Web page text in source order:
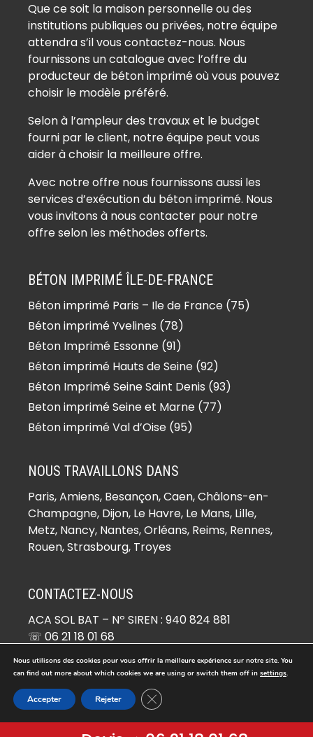
Béton imprimé Arnouville-lès-
Mantes (78790)
Béton imprimé Aubergenville
(78410)
Béton imprimé Auffargis (78610)
Béton imprimé Auffreville-Brasseuil
(78930)
Béton imprimé Aulnay-sur-Mauldre
Béton imprimé Auteuil (78770)
Béton imprimé Autouillet (78770)
Béton imprimé Bailly (78870)
Béton imprimé Bazemont (78580)
Béton imprimé Bazoches-sur-
Guyonne (78490)
Béton imprimé Béhoust (78910)
Béton imprimé Bennecourt (78270)
Béton imprimé Beynes (78650)
Béton imprimé Blaru (78270)
Béton imprimé Boinville-en-Mantois
(78930)
(78660)
Béton imprimé Bois-d’Arcy (78390)
Béton imprimé Boissets (78910)
Béton imprimé Boissy-Mauvoisin
(78490)
Béton imprimé Bonnelles (78830)
Béton imprimé Bonnières-sur-Seine
(78270)
Béton imprimé Bouafle (78410)
Béton imprimé Bougival (78380)
Béton imprimé Bourdonné (78113)
Que ce soit la maison personnelle ou des
institutions publiques ou privées, notre équipe
attendra s’il vous contactez-nous. Nous
fournissons un catalogue avec l’offre du
producteur de béton imprimé où vous pouvez
choisir le modèle préféré.
Selon à l’ampleur des travaux et le budget
fourni par le client, notre équipe peut vous
aider à choisir la meilleure offre.
Avec notre offre nous fournissons aussi les
services d’exécution du béton imprimé. Nous
vous invitons à nous contacter pour notre
offre selon les méthodes offerts.
BÉTON IMPRIMÉ ÎLE-DE-FRANCE
Béton imprimé Paris – Ile de France (75)
Béton imprimé Yvelines (78)
Béton Imprimé Essonne (91)
Béton imprimé Hauts de Seine (92)
Béton Imprimé Seine Saint Denis (93)
Beton imprimé Seine et Marne (77)
Béton imprimé Val d’Oise (95)
NOUS TRAVAILLONS DANS
Paris,Amiens, Besançon, Caen, Châlons-en-
Champagne, Dijon, Le Havre, Le Mans, Lille,
Metz, Nancy, Nantes, Orléans, Reims, Rennes,
Rouen, Strasbourg, Troyes
CONTACTEZ-NOUS
ACA SOL BAT – Nº SIREN : 940 824 881
☏ 06 21 18 01 68
26 RUE DE COCAGNE 95670 MARLY-LA-VILLE
© Copyright 2026 -Béton Imprimé
Nous utilisons des cookies pour vous offrir la meilleure expérience sur notre site. You
can find out more about which cookies we are using or switch them off in settings.
Accepter Rejeter Fermer la bannière des cookies